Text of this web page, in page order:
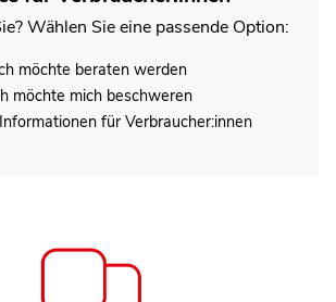
Wählen Sie eine passende Option:
möchte beraten werden
möchte mich beschweren
für Verbraucher:innen